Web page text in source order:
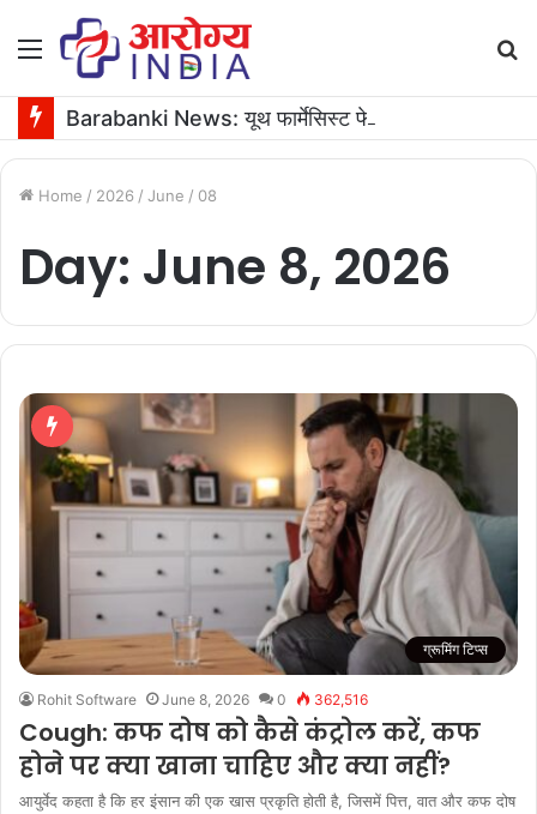
Menu
Home / 2026 / June / 08
Day: June 8, 2026
ग्रूमिंग टिप्स
Rohit Software June 8, 2026 0 362,516
Cough: कफ दोष को कैसे कंट्रोल करें, कफ
होने पर क्या खाना चाहिए और क्या नहीं?
आयुर्वेद कहता है कि हर इंसान की एक खास प्रकृति होती है, जिसमें पित्त, वात और कफ दोष